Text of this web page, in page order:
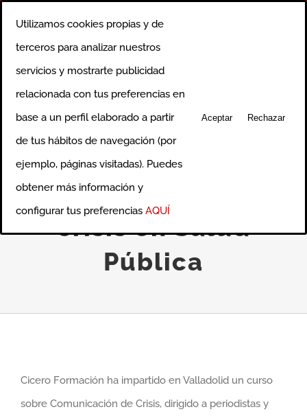
Comunicación de
crisis en Salud
Pública
Cicero Formación ha impartido en Valladolid un curso
sobre Comunicación de Crisis, dirigido a periodistas y
Utilizamos cookies propias y de
terceros para analizar nuestros
servicios y mostrarte publicidad
relacionada con tus preferencias en
base a un perfil elaborado a partir
de tus hábitos de navegación (por
ejemplo, páginas visitadas). Puedes
obtener más información y
configurar tus preferencias AQUÍ
Aceptar Rechazar